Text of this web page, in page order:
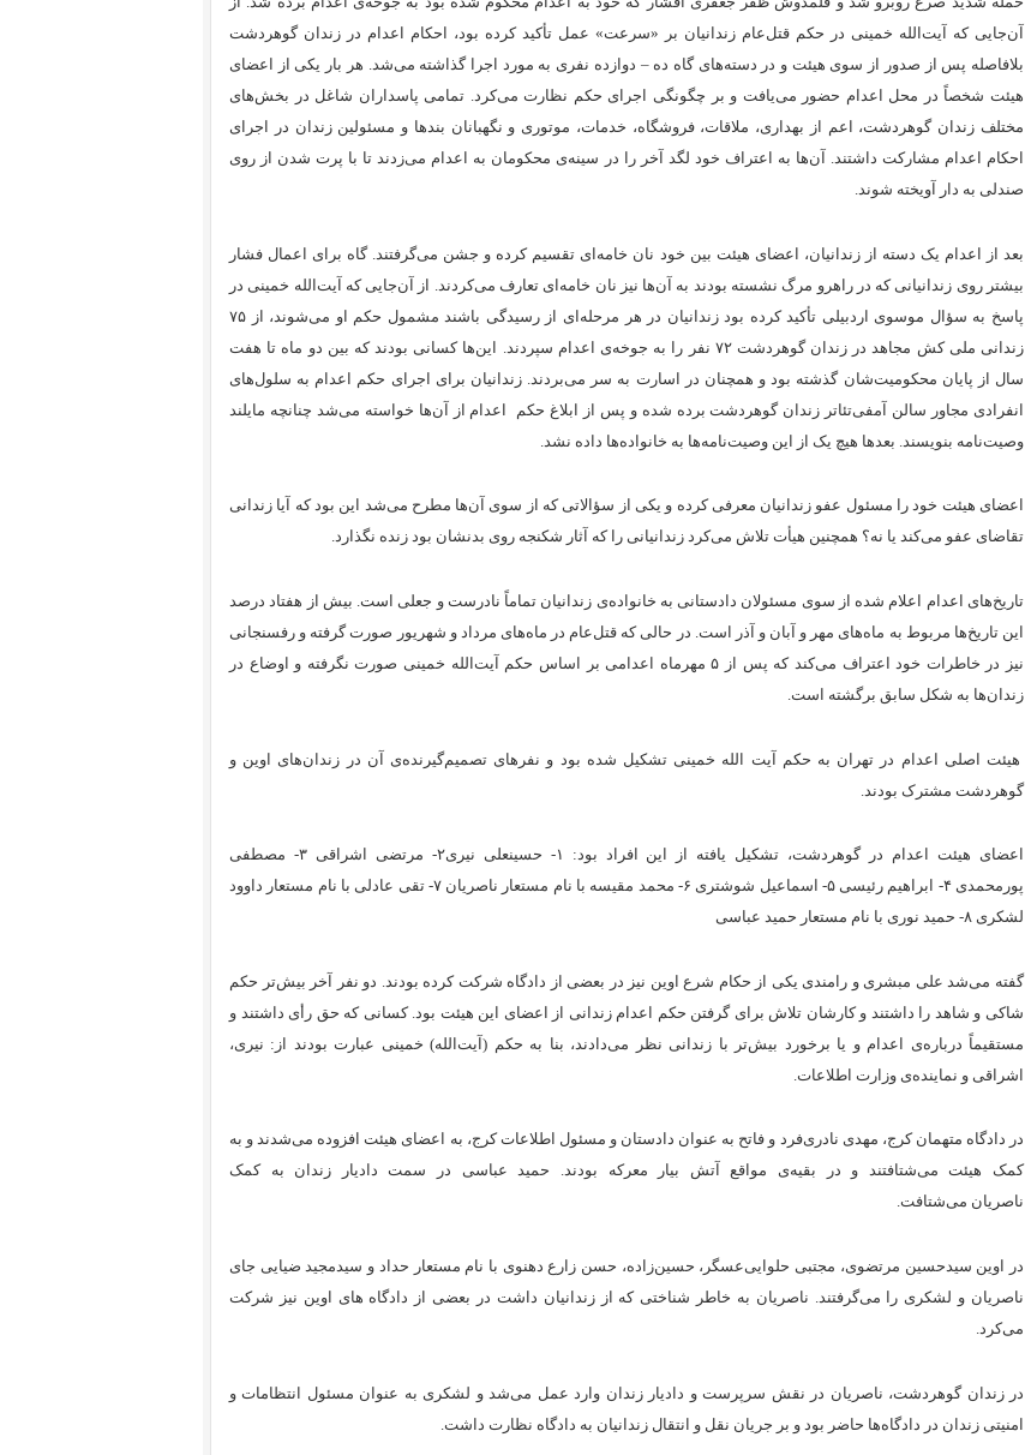
آن‌جایی که آیت‌الله خمینی در حکم قتل‌عام زندانیان بر «سرعت» عمل تأکید کرده بود، احکام اعدام در زندان گوهردشت
بلافاصله پس از صدور از سوی هیئت و در دسته‌های گاه ده – دوازده نفری به مورد اجرا گذاشته می‌شد. هر بار یکی از اعضای
هیئت شخصاً در محل اعدام حضور می‌یافت و بر چگونگی اجرای حکم نظارت می‌کرد. تمامی پاسداران شاغل در بخش‌های
مختلف زندان گوهردشت، اعم از بهداری، ملاقات، فروشگاه، خدمات، موتوری و نگهبانان بند‌ها و مسئولین زندان در اجرای
احکام اعدام مشارکت داشتند. آن‌ها به اعتراف خود لگد آخر را در سینه‌ی محکومان به اعدام می‌زدند تا با پرت شدن از روی
صندلی به دار آویخته شوند.
بعد از اعدام یک دسته از زندانیان، اعضای هیئت بین خود نان خامه‌ای تقسیم کرده و جشن می‌گرفتند. گاه برای اعمال فشار
بیشتر روی زندانیانی که در راهرو مرگ نشسته بودند به آن‌ها نیز نان‌‌ خامه‌ای تعارف می‌کردند. از آن‌جایی که آیت‌الله خمینی در
پاسخ به سؤال موسوی اردبیلی تأکید کرده بود زندانیان در هر مرحله‌ای از رسیدگی باشند مشمول حکم او می‌شوند، از ۷۵
زندانی ملی کش مجاهد در زندان گوهردشت ۷۲ نفر را به جوخه‌ی اعدام سپردند. این‌ها کسانی بودند که بین دو ماه تا هفت
سال از پایان محکومیت‌شان گذشته بود و همچنان در اسارت به سر می‌بردند. زندانیان برای اجرای حکم اعدام به سلول‌های
انفرادی مجاور سالن آمفی‌تئاتر زندان گوهردشت برده شده و پس از ابلاغ حکم اعدام از آن‌ها خواسته می‌شد چنانچه مایلند
وصیت‌نامه‌ بنویسند. بعدها هیچ یک از این وصیت‌نامه‌ها به خانواده‌ها داده نشد.
اعضای هیئت خود را مسئول عفو زندانیان معرفی کرده و یکی از سؤالاتی که از سوی آن‌ها مطرح می‌شد این بود که آیا زندانی
تقاضای عفو می‌کند یا نه؟ همچنین هیأت تلاش می‌کرد زندانیانی را که آثار شکنجه روی بدنشان بود زنده نگذارد.
تاریخ‌های اعدام اعلام شده از سوی مسئولان دادستانی به خانواده‌ی زندانیان تماماً نادرست و جعلی است. بیش از هفتاد درصد
این تاریخ‌ها مربوط به ماه‌های مهر و آبان و آذر است. در حالی که قتل‌عام در ماه‌های مرداد و شهریور صورت گرفته و رفسنجانی
نیز در خاطرات خود اعتراف می‌کند که پس از ۵ مهرماه اعدامی بر اساس حکم آیت‌الله خمینی صورت نگرفته و اوضاع در
زندان‌ها به شکل سابق برگشته است.
هیئت اصلی اعدام در تهران به حکم آیت‌‌ الله خمینی تشکیل شده بود و نفرهای تصمیم‌گیرنده‌ی آن در زندان‌های اوین و
گوهردشت مشترک بودند.
اعضای هیئت اعدام در گوهردشت، تشکیل یافته از این افراد بود: ۱- حسینعلی نیری۲- مرتضی اشراقی ۳- مصطفی
پورمحمدی ۴- ابراهیم رئیسی ۵- اسماعیل شوشتری ۶- محمد مقیسه با نام مستعار ناصریان ۷- تقی عادلی با نام مستعار داوود
لشکری ۸- حمید نوری با نام مستعار حمید عباسی
گفته می‌شد علی مبشری و رامندی یکی از حکام شرع اوین نیز در بعضی از دادگاه شرکت کرده بودند. دو نفر آخر بیش‌تر حکم
شاکی و شاهد را داشتند و کارشان تلاش برای گرفتن حکم اعدام زندانی از اعضای این هیئت بود. کسانی که حق رأی داشتند و
مستقیماً درباره‌ی اعدام و یا برخورد بیش‌تر با زندانی نظر می‌دادند، بنا به حکم (آیت‌‌الله) خمینی عبارت بودند از: نیری،
اشراقی و نماینده‌ی وزارت اطلاعات.
در دادگاه متهمان کرج، مهدی نادری‌فرد و فاتح به عنوان دادستان و مسئول اطلاعات کرج، به اعضای هیئت افزوده می‌شدند و به
کمک هیئت می‌شتافتند و در بقیه‌ی مواقع آتش بیار معرکه بودند. حمید عباسی در سمت دادیار زندان به کمک
ناصریان می‌شتافت.
در اوین سیدحسین مرتضوی، مجتبی حلوایی‌عسگر، حسین‌زاده، حسن زارع دهنوی با نام مستعار حداد و سیدمجید ضیایی جای
ناصریان و لشکری را می‌گرفتند. ناصریان به خاطر شناختی که از زندانیان داشت در بعضی از دادگاه های اوین نیز شرکت
می‌‌کرد.
در زندان گوهردشت، ناصریان در نقش سرپرست و دادیار زندان وارد عمل می‌شد و لشکری به عنوان مسئول انتظامات و
امنیتی زندان در دادگاه‌ها حاضر بود و بر جریان نقل و انتقال زندانیان به دادگاه نظارت داشت.